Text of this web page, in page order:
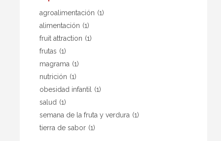
agroalimentación (1)
alimentación (1)
fruit attraction (1)
frutas (1)
magrama (1)
nutrición (1)
obesidad infantil
(1)
salud (1)
semana de la fruta y verdura (1)
tierra de sabor (1)